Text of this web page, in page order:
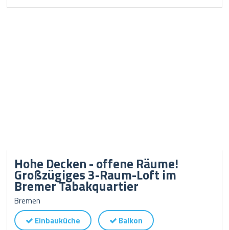
Hohe Decken - offene Räume!
Großzügiges 3-Raum-Loft im
Bremer Tabakquartier
Bremen
Einbauküche
Balkon